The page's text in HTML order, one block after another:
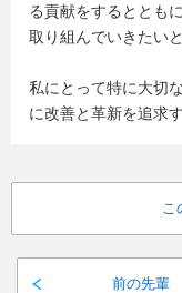
る貢献をするととも
取り組んでいきたい
私にとって特に大切
に改善と革新を追求
前の先輩
こ